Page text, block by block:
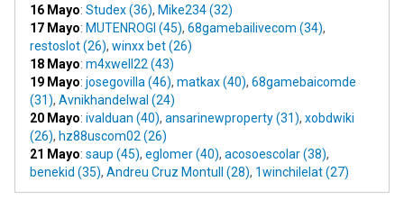
16 Mayo: Studex (36), Mike234 (32)
17 Mayo: MUTENROGI (45), 68gamebailivecom (34),
restoslot (26), winxx bet (26)
18 Mayo: m4xwell22 (43)
19 Mayo: josegovilla (46), matkax (40), 68gamebaicomde
(31), Avnikhandelwal (24)
20 Mayo: ivalduan (40), ansarinewproperty (31), xobdwiki
(26), hz88uscom02 (26)
21 Mayo: saup (45), eglomer (40), acosoescolar (38),
benekid (35), Andreu Cruz Montull (28), 1winchilelat (27)